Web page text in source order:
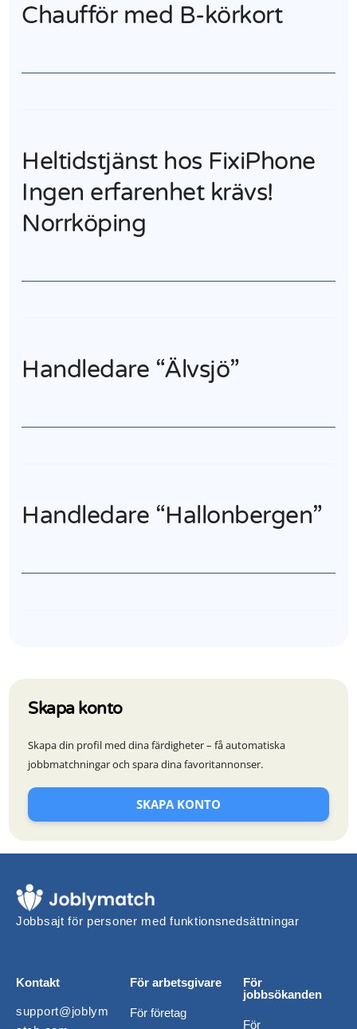
Chaufför med B-körkort
Heltidstjänst hos FixiPhone
Ingen erfarenhet krävs!
Norrköping
Handledare “Älvsjö”
Handledare “Hallonbergen”
Skapa konto
Skapa din profil med dina färdigheter – få automatiska
jobbmatchningar och spara dina favoritannonser.
SKAPA KONTO
Jobbsajt för personer med funktionsnedsättningar
Kontakt
support@joblym
För arbetsgivare
För företag
För
jobbsökanden
För